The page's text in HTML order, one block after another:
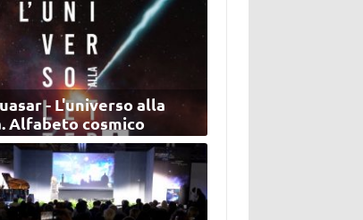
- L'universo alla
Alfabeto cosmico